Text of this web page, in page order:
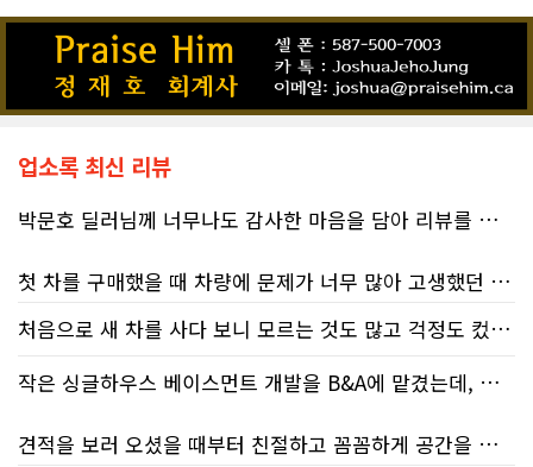
업소록 최신 리뷰
박문호 딜러님께 너무나도 감사한 마음을 담아 리뷰를 남깁니다.
첫 차를 구매했을 때 차량에 문제가 너무 많아 고생했던 경험이 있어서, 이번에는 정말 신중하게 고민하고 꼼꼼하게 알아본 후 차를 구매하고 싶었습니다. 그러던 중 사우스포인트의 박문호 딜러님을 만나면서 그동안의 고민이 모두 해결되었습니다.
처음 차량을 선택하는 과정부터 저에게 맞는 차량을 추천해 주셨고, 그 차량의 장단점과 다양한 기능까지 하나하나 자세하게 설명해 주셔서 큰 도움이 되었습니다. 원래는 새 차를 받기까지 4~5개월 정도 기다려야 한다고 들었는데, 딜러님의 노력 덕분에 한 달 만에 차량을 받을 수 있었습니다. 처음으로 새 차를 사다 보니 모르는 것도 많고 걱정도 컸는데 박문호 딜러님 덕분에 전 과정이 너무나 편안하고 만족스러웠습니다! 상담하는 내내 꼼꼼하게 설명해 주신 것은 물론, 복잡한 서류 절차와 차량 옵션 체크까지 세심하게 챙겨주셔서 마음이 정말 든든했습니다. 차량 출고 날에도 긴 시간 할애해 가며 기능을 친절하게 하나하나 설명해 주셔서 큰 도움이 되었는데요, 특히 정비사 출신이셔서 그런지 디테일한 부분까지 전문적으로 말씀해 주셔서 신뢰가 팍팍 갔습니다 ?? 다른분 리뷰에도 있지만 마지막에 "진짜 서비스는 이제부터 시작"이라는 진심어린 말씀에는 깊은 감동을 받았습니다. 앞으로 주변에 차 구매하려는 분이 있다면 무조건 박문호 딜러님 강력 추천입니다! 신경 써주셔서 진심으로 감사드리며, 늘 건강하시고 번창하시길 바랍니다 :)
작은 싱글하우스 베이스먼트 개발을 B&A에 맡겼는데, 처음부터 끝까지 정말 만족스러운 경험이었습니다.
견적을 보러 오셨을 때부터 친절하고 꼼꼼하게 공간을 확인해 주셨고, 여러 옵션이 포함된 견적 금액도 다른 업체들과 비교했을 때 매우 합리적이었습니다.